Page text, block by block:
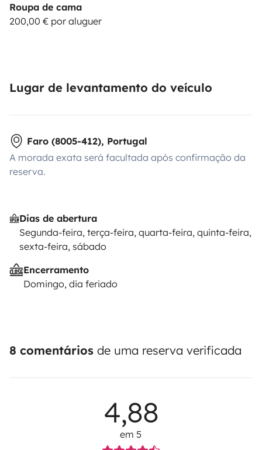
Roupa de cama
200,00 € por aluguer
Lugar de levantamento do veículo
Faro (8005-412), Portugal
A morada exata será facultada após confirmação da
reserva.
Dias de abertura
Segunda-feira, terça-feira, quarta-feira, quinta-feira,
sexta-feira, sábado
Encerramento
Domingo, dia feriado
8 comentários de uma reserva verificada
4,88
em 5